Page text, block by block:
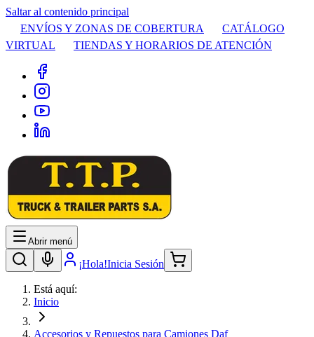
Saltar al contenido principal
ENVÍOS Y ZONAS DE COBERTURA
CATÁLOGO
VIRTUAL
TIENDAS Y HORARIOS DE ATENCIÓN
Abrir menú
¡Hola!Inicia Sesión
Está aquí:
Inicio
Accesorios y Repuestos para Camiones Daf